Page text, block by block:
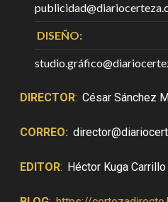
DISEÑO:
DIRECTOR: César Sánchez
CORREO:
EDITOR: Héctor Kuga Carrillo